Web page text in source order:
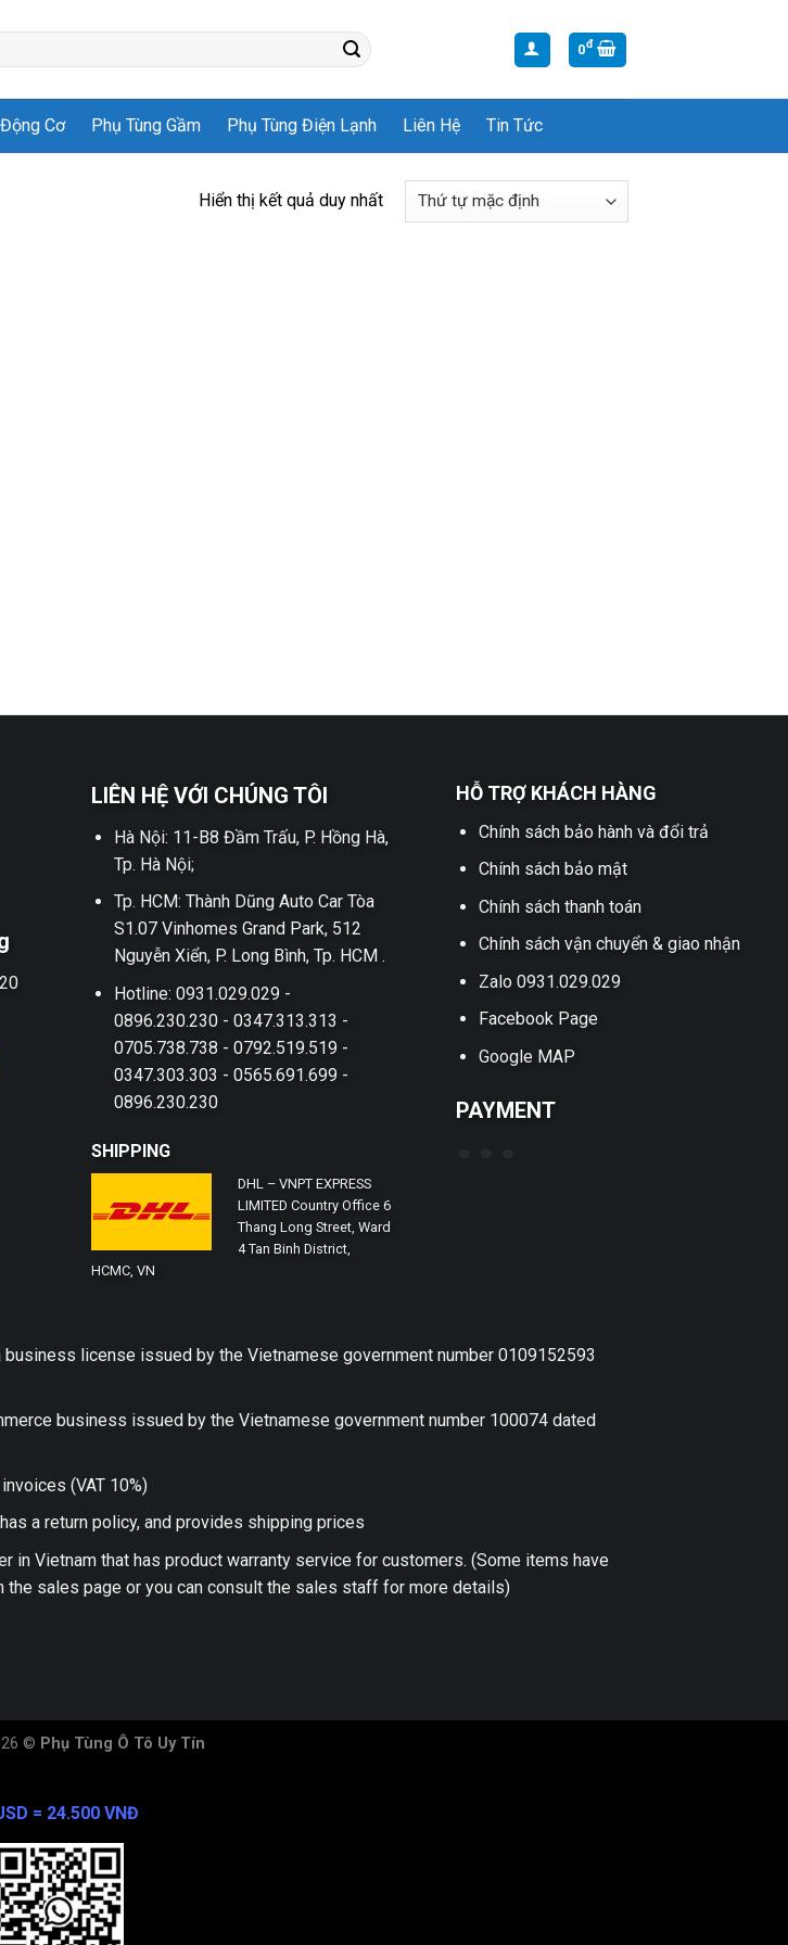
0đ
Động Cơ Phụ Tùng Gầm Phụ Tùng Điện Lạnh Liên Hệ Tin Tức
Hiển thị kết quả duy nhất
LIÊN HỆ VỚI CHÚNG TÔI
Hà Nội: 11-B8 Đầm Trấu, P. Hồng Hà,
Tp. Hà Nội;
Tp. HCM: Thành Dũng Auto Car Tòa
S1.07 Vinhomes Grand Park, 512
Nguyễn Xiển, P. Long Bình, Tp. HCM .
Hotline: 0931.029.029 -
0896.230.230 - 0347.313.313 -
0705.738.738 - 0792.519.519 -
0347.303.303 - 0565.691.699 -
0896.230.230
SHIPPING
DHL – VNPT EXPRESS
LIMITED Country Office 6
Thang Long Street, Ward
4 Tan Binh District,
HCMC, VN
HỖ TRỢ KHÁCH HÀNG
Chính sách bảo hành và đổi trả
Chính sách bảo mật
Chính sách thanh toán
Chính sách vận chuyển & giao nhận
Zalo 0931.029.029
Facebook Page
Google MAP
PAYMENT
business license issued by the Vietnamese government number 0109152593
business issued by the Vietnamese government number 100074 dated
(VAT 10%)
a return policy, and provides shipping prices
in Vietnam that has product warranty service for customers. (Some items have
the sales page or you can consult the sales staff for more details)
© Phụ Tùng Ô Tô Uy Tín
= 24.500 VNĐ